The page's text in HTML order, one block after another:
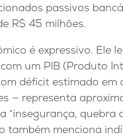
passivos
R$ 45 milhões.
é expressivo. Ele
um PIB (Produto
déficit estimado em
— representa
quebra
também menciona